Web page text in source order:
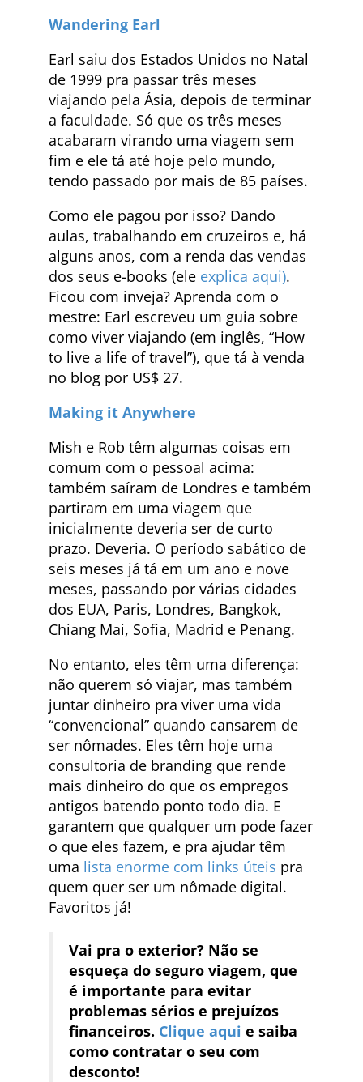
Wandering Earl
Earl saiu dos Estados Unidos no Natal
de 1999 pra passar três meses
viajando pela Ásia, depois de terminar
a faculdade. Só que os três meses
acabaram virando uma viagem sem
fim e ele tá até hoje pelo mundo,
tendo passado por mais de 85 países.
Como ele pagou por isso? Dando
aulas, trabalhando em cruzeiros e, há
alguns anos, com a renda das vendas
dos seus e-books (ele explica aqui).
Ficou com inveja? Aprenda com o
mestre: Earl escreveu um guia sobre
como viver viajando (em inglês, “How
to live a life of travel”), que tá à venda
no blog por US$ 27.
Making it Anywhere
Mish e Rob têm algumas coisas em
comum com o pessoal acima:
também saíram de Londres e também
partiram em uma viagem que
inicialmente deveria ser de curto
prazo. Deveria. O período sabático de
seis meses já tá em um ano e nove
meses, passando por várias cidades
dos EUA, Paris, Londres, Bangkok,
Chiang Mai, Sofia, Madrid e Penang.
No entanto, eles têm uma diferença:
não querem só viajar, mas também
juntar dinheiro pra viver uma vida
“convencional” quando cansarem de
ser nômades. Eles têm hoje uma
consultoria de branding que rende
mais dinheiro do que os empregos
antigos batendo ponto todo dia. E
garantem que qualquer um pode fazer
o que eles fazem, e pra ajudar têm
uma lista enorme com links úteis pra
quem quer ser um nômade digital.
Favoritos já!
Vai pra o exterior? Não se
esqueça do seguro viagem, que
é importante para evitar
problemas sérios e prejuízos
financeiros. Clique aqui e saiba
como contratar o seu com
desconto!